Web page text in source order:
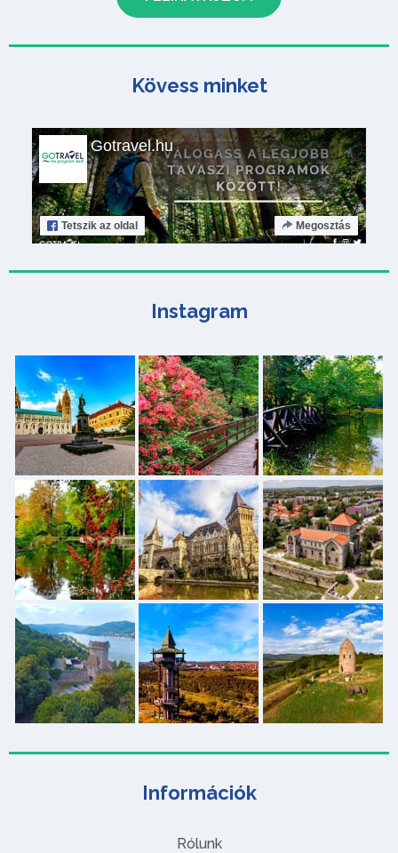
Információk
Rólunk
Kövess minket
Gotravel.hu
Tetszik az oldal Megosztás
Instagram